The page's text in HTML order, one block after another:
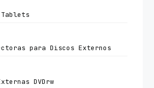
para Discos Externos
DVDrw